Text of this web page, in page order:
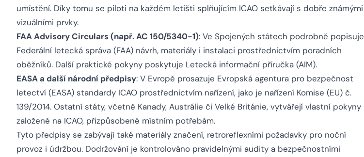
umístění. Díky tomu se piloti na každém letišti splňujícím ICAO setkávají s dobře známými
vizuálními prvky.
FAA Advisory Circulars (např. AC 150/5340-1): Ve Spojených státech podrobně popisuje
Federální letecká správa (FAA) návrh, materiály i instalaci prostřednictvím poradních
oběžníků. Další praktické pokyny poskytuje Letecká informační příručka (AIM).
EASA a další národní předpisy: V Evropě prosazuje Evropská agentura pro bezpečnost
letectví (EASA) standardy ICAO prostřednictvím nařízení, jako je nařízení Komise (EU) č.
139/2014. Ostatní státy, včetně Kanady, Austrálie či Velké Británie, vytvářejí vlastní pokyny
založené na ICAO, přizpůsobené místním potřebám.
Tyto předpisy se zabývají také materiály značení, retroreflexními požadavky pro noční
provoz i údržbou. Dodržování je kontrolováno pravidelnými audity a bezpečnostními